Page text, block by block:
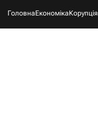
ГоловнаЕкономікаКорупція